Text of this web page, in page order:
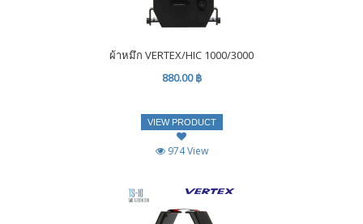
ผ้าหมึก VERTEX/HIC 1000/3000
880.00 ฿
VIEW PRODUCT
974 View